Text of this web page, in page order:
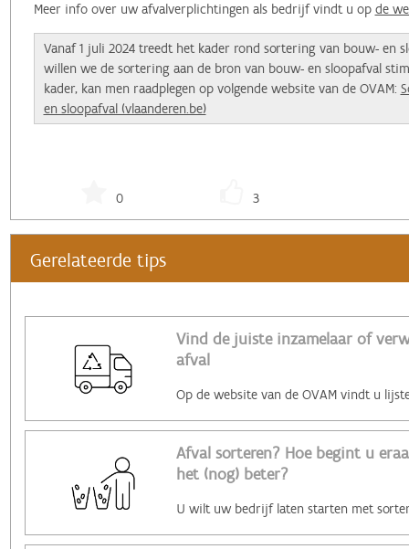
Meer info over uw afvalverplichtingen als bedrijf vindt u op de
Vanaf 1 juli 2024 treedt het kader rond sortering van bouw- en
willen we de sortering aan de bron van bouw- en sloopafval
kader, kan men raadplegen op volgende website van de OVAM:
en sloopafval (vlaanderen.be)
0 3
Gerelateerde tips
Vind de juiste inzamelaar of
afval
Afval sorteren? Hoe begint u
het (nog) beter?